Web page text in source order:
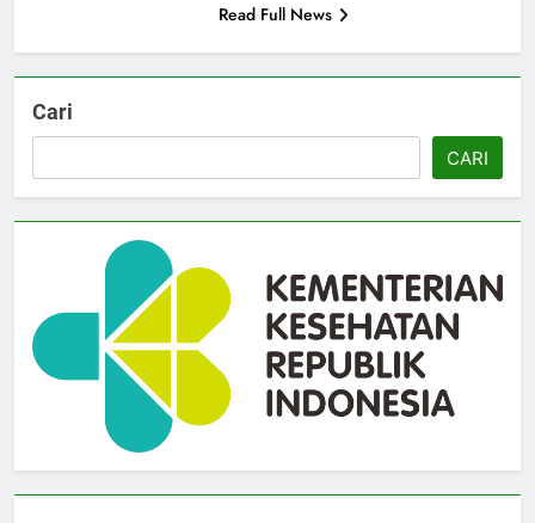
Read Full News
Cari
CARI